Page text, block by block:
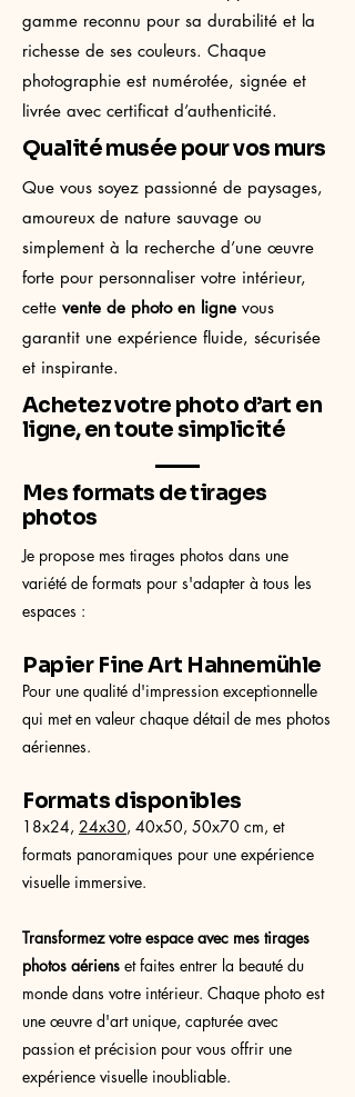
gamme reconnu pour sa durabilité et la
richesse de ses couleurs. Chaque
photographie est numérotée, signée et
livrée avec certificat d’authenticité.
Qualité musée pour vos murs
Que vous soyez passionné de paysages,
amoureux de nature sauvage ou
simplement à la recherche d’une œuvre
forte pour personnaliser votre intérieur,
cette vente de photo en ligne vous
garantit une expérience fluide, sécurisée
et inspirante.
Achetez votre photo d’art en
ligne, en toute simplicité
Mes formats de tirages
photos
Je propose mes tirages photos dans une
variété de formats pour s'adapter à tous les
espaces :
Papier Fine Art Hahnemühle
Pour une qualité d'impression exceptionnelle
qui met en valeur chaque détail de mes photos
aériennes.
Formats disponibles
18x24, 24x30, 40x50, 50x70 cm, et
formats panoramiques pour une expérience
visuelle immersive.
Transformez votre espace avec mes tirages
photos aériens et faites entrer la beauté du
monde dans votre intérieur. Chaque photo est
une œuvre d'art unique, capturée avec
passion et précision pour vous offrir une
expérience visuelle inoubliable.